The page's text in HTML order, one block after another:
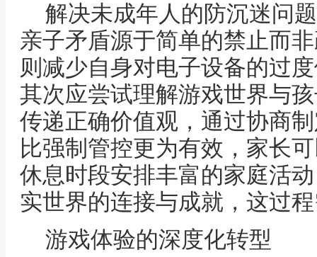
解决未成年人的防沉迷问
亲子矛盾源于简单的禁止而
则减少自身对电子设备的过
其次应尝试理解游戏世界与
传递正确价值观，通过协商
比强制管控更为有效，家长
休息时段安排丰富的家庭活
实世界的连接与成就，这过
游戏体验的深度化转型